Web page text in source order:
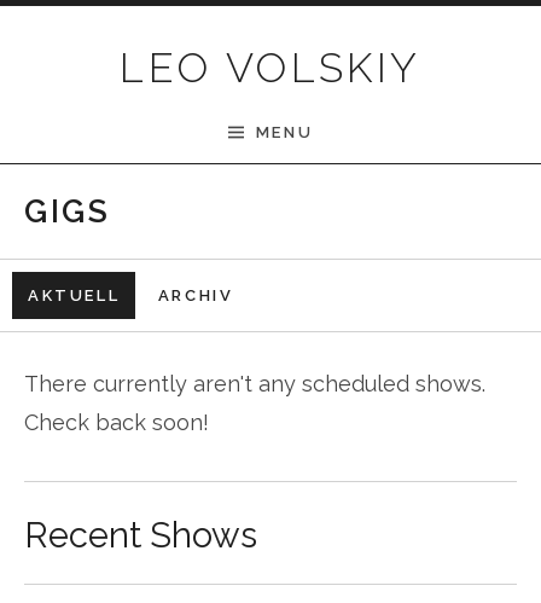
LEO VOLSKIY
MENU
GIGS
AKTUELL ARCHIV
There currently aren't any scheduled shows.
Check back soon!
Recent Shows